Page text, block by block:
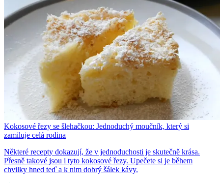
Kokosové řezy se šlehačkou: Jednoduchý moučník, který si
zamiluje celá rodina
Některé recepty dokazují, že v jednoduchosti je skutečně krása.
Přesně takové jsou i tyto kokosové řezy. Upečete si je během
chvilky hned teď a k nim dobrý šálek kávy.